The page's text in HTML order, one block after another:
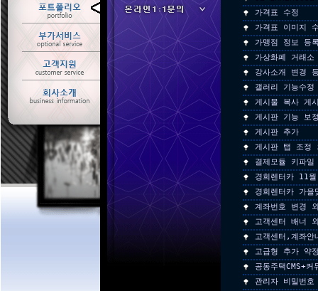
가격표 수정
가격표 이미지
가맹점 정보 등
가상화폐 거래
강사소개 변경
갤러리 기능수
게시물 복사 게
게시판 기능 보
게시판 추가
게시판 탭 조정
결제모듈 키파
경희렌터카 11
경희렌터카 가
계좌번호 변경
고객센터 배너
고객센터,계좌
고급형 추가 약
공동주택CMS+
관리자 비밀번호
ㆍ 수주현황
ㆍ 제작사례